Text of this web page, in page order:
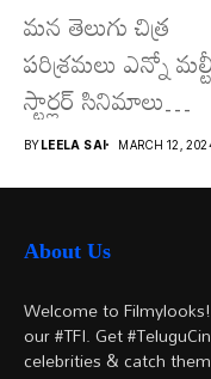
మన తెలుగు చిత్ర
పరిశ్రమలు ఎన్నో మల్టీ
స్టార్లర్ సినిమాలు
వచ్చాయి.. కొన్ని
అయితే...
BY LEELA SAI MARCH 12,
About Us
Welcome to
our #TFI. Get
celebrities & catch